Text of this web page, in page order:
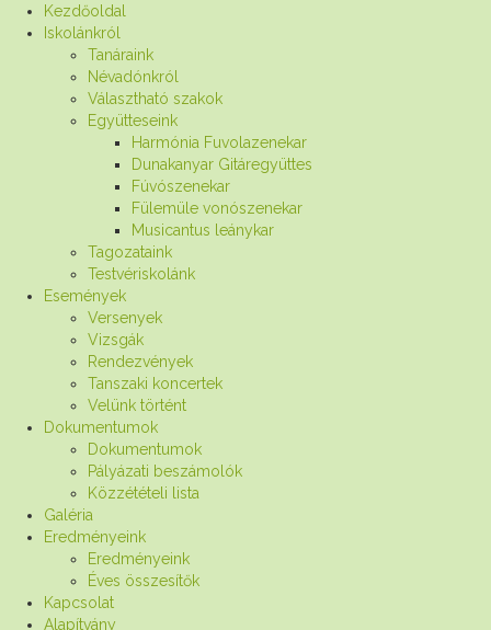
Kezdőoldal
Iskolánkról
Tanáraink
Névadónkról
Választható szakok
Együtteseink
Harmónia Fuvolazenekar
Dunakanyar Gitáregyüttes
Fúvószenekar
Fülemüle vonószenekar
Musicantus leánykar
Tagozataink
Testvériskolánk
Események
Versenyek
Vizsgák
Rendezvények
Tanszaki koncertek
Velünk történt
Dokumentumok
Dokumentumok
Pályázati beszámolók
Közzétételi lista
Galéria
Eredményeink
Eredményeink
Éves összesítők
Kapcsolat
Alapítvány